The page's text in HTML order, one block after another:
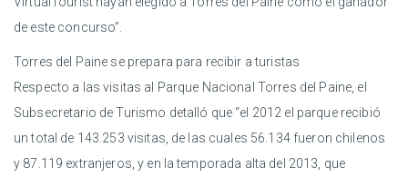
de este concurso”.
Torres del Paine se prepara para recibir a turistas
Respecto a las visitas al Parque Nacional Torres del Paine, el
Subsecretario de Turismo detalló que “el 2012 el parque recibió
un total de 143.253 visitas, de las cuales 56.134 fueron chilenos
y 87.119 extranjeros, y en la temporada alta del 2013, que